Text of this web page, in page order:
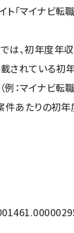
ト「マイナビ
は、初年度年
されている
例：マイナビ
あたりの初